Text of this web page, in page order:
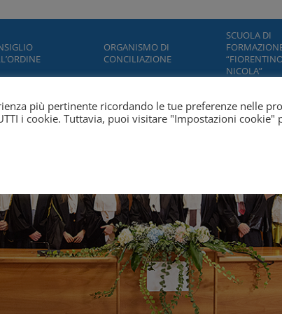
ORGANISMO DI
CONCILIAZIONE
SCUOLA DI
NICOLA”
più pertinente ricordando le tue preferenze nelle
i cookie. Tuttavia, puoi visitare "Impostazioni cookie"